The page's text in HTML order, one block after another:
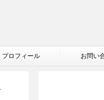
プロフィール お問い